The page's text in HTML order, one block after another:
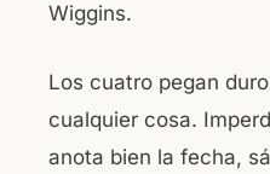
Wiggins.
Los cuatro pegan
cualquier cosa.
anota bien la fecha,